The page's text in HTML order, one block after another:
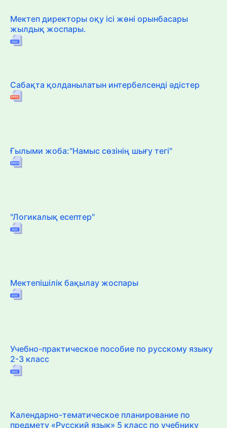
Мектеп директоры оқу ісі жөні орынбасары
жылдық жоспары.
Сабақта қолданылатын интербелсенді әдістер
Ғылыми жоба:"Намыс сөзінің шығу тегі"
"Логикалық есептер"
Мектепішілік бақылау жоспары
Учебно-практическое пособие по русскому языку
2-3 класс
Календарно-тематическое планирование по
предмету «Русский язык» 5 класс по учебнику